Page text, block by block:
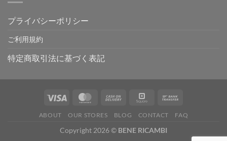
プライバシーポリシー
ご利用規約
特定商取引法に基づく表記
ABOUT OUR STORES BLOG CONTACT FAQ
Copyright 2026 © BENE RICAMBI